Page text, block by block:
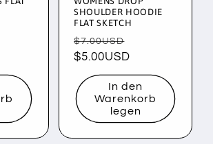
SHOULDER HOODIE
FLAT SKETCH
Normaler
Preis
$7.00USD
$5.00USD
In den
Warenkorb
legen